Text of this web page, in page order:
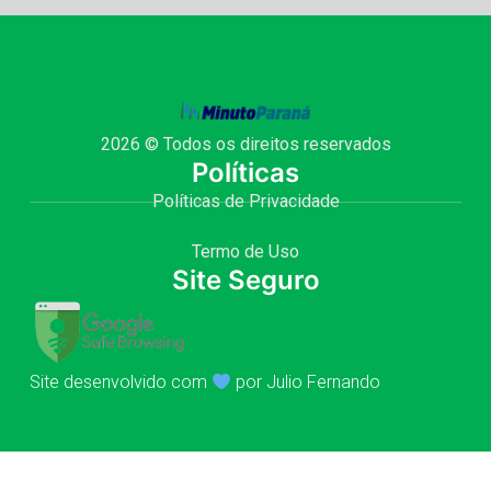
2026 © Todos os direitos reservados
Políticas
Políticas de Privacidade
Termo de Uso
Site Seguro
Site desenvolvido com por Julio Fernando